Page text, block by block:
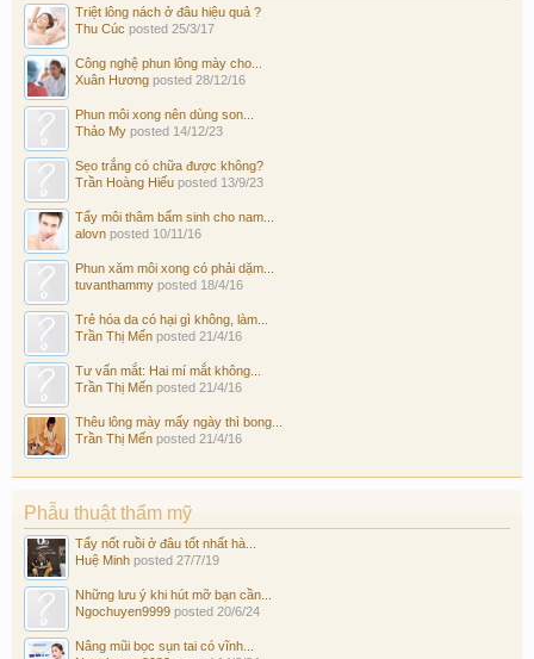
Triệt lông nách ở đâu hiệu quả ?
Thu Cúc posted 25/3/17
Công nghệ phun lông mày cho...
Xuân Hương posted 28/12/16
Phun môi xong nên dùng son...
Thảo My posted 14/12/23
Sẹo trắng có chữa được không?
Trần Hoàng Hiếu posted 13/9/23
Tẩy môi thâm bẩm sinh cho nam...
alovn posted 10/11/16
Phun xăm môi xong có phải dặm...
tuvanthammy posted 18/4/16
Trẻ hóa da có hại gì không, làm...
Trần Thị Mến posted 21/4/16
Tư vấn mắt: Hai mí mắt không...
Trần Thị Mến posted 21/4/16
Thêu lông mày mấy ngày thì bong...
Trần Thị Mến posted 21/4/16
Phẫu thuật thẩm mỹ
Tẩy nốt ruồi ở đâu tốt nhất hà...
Huệ Minh posted 27/7/19
Những lưu ý khi hút mỡ bạn cần...
Ngochuyen9999 posted 20/6/24
Nâng mũi bọc sụn tai có vĩnh...